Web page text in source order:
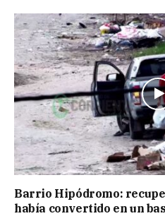
Barrio Hipódromo:
había convertido en un